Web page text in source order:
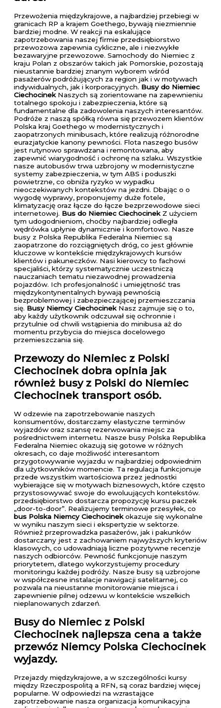
Przewożenia międzykrajowe, a najbardziej przebiegi w
granicach RP a krajem Goethego, bywają niezmiennie
bardziej modne. W reakcji na eskalujące
zapotrzebowania naszej firmie przedsiębiorstwo
przewozowa zapewnia cykliczne, ale i niezwykłe
bezawaryjne przewozowe. Samochody do Niemiec z
kraju Polan z obszarów takich jak Pomorskie, pozostają
nieustannie bardziej znanym wyborem wśród
pasażerów podróżujących za region jak i w motywach
indywidualnych, jak i korporacyjnych. Busy do Niemiec
CiechocinekNaszych są zorientowane na zapewnieniu
totalnego spokoju i zabezpieczenia, które są
fundamentalne dla zadowolenia naszych interesantów.
Podróże z naszą spółką równa się przewozem klientów
Polska kraj Goethego w modernistycznych i
zaopatrzonych minibusach, które realizują różnorodne
eurazjatyckie kanony pewności. Flota naszego busów
jest rutynowo sprawdzana i remontowana, aby
zapewnić wiarygodność i ochronę na szlaku. Wszystkie
nasze autobusów trwa uzbrojony w modernistyczne
systemy zabezpieczenia, w tym ABS i poduszki
powietrzne, co obniża ryzyko w wypadku
nieoczekiwanych kontekstów na jezdni. Dbając o o
wygodę wyprawy, proponujemy duże fotele,
klimatyzację oraz łącze do łącze bezprzewodowe sieci
internetowej. Bus do Niemiec CiechocinekZ użyciem
tym udogodnieniom, choćby najbardziej odległa
wędrówka upłynie dynamicznie i komfortowo. Nasze
busy z Polska Republika Federalna Niemiec są
zaopatrzone do rozciągniętych dróg, co jest głównie
kluczowe w kontekście międzykrajowych kursów
klientów i pakuneczków. Nasi kierowcy to fachowi
specjaliści, którzy systematycznie uczestniczą
nauczaniach tematu niezawodnej prowadzenia
pojazdów. Ich profesjonalność i umiejętność tras
międzykontynentalnych bywają pewnością
bezproblemowej i zabezpieczającej przemieszczania
się. Busy Niemcy CiechocinekNasz zajmuje się o to,
aby każdy użytkownik odczuwał się ochronnie i
przytulnie od chwili wstąpienia do minibusa aż do
momentu przybycia do miejsca docelowego
przemieszczania się.
Przewozy do Niemiec z Polski
Ciechocinekdobra opinia jak
również busy z Polski do Niemiec
Ciechocinek transport osób.
W odzewie na zapotrzebowanie naszych
konsumentów, dostarczamy elastyczne terminów
wyjazdów oraz szansę rezerwowania miejsc za
pośrednictwem internetu. Nasze busy Polska Republika
Federalna Niemiec okazują się gotowe w różnych
okresach, co daje możliwość interesantom
przygotowywanie wyjazdu w najbardziej odpowiednim
dla użytkowników momencie. Ta regulacja funkcjonuje
przede wszystkim wartościowa przez jednostki
wybierające się w motywach biznesowych, które często
przystosowywać swoje do ewoluujących kontekstów.
przedsiębiorstwo dostarcza propozycję kursu paczek
„door-to-door”. Realizujemy terminowe przesyłek, co
bus Polska Niemcy Ciechocinekokazuje się wykonalne
w wyniku naszym sieci i ekspertyzie w sektorze.
Również przeprowadzka pasażerów, jak i pakunków
dostarczany jest z zachowaniem najwyższych kryteriów
klasowych, co udowadniają liczne pozytywne recenzje
naszych odbiorców. Pewność funkcjonuje naszym
priorytetem, dlatego wykorzystujemy procedury
monitoringu każdej podróży. Nasze busy są uzbrojone
w współczesne instalacje nawigacji satelitarnej, co
pozwala na nieustanne monitorowanie miejsca i
zapewnienie pilnej odzewu w kontekście wszelkich
nieplanowanych zdarzeń.
Busy do Niemiec z Polski
Ciechocineknajlepsza cena a także
przewóz Niemcy Polska Ciechocinek
wyjazdy.
Przejazdy międzykrajowe, a w szczególności kursy
między Rzeczpospolitą a RFN, są coraz bardziej więcej
popularne. W odpowiedzi na wzrastające
zapotrzebowanie nasza organizacja komunikacyjna